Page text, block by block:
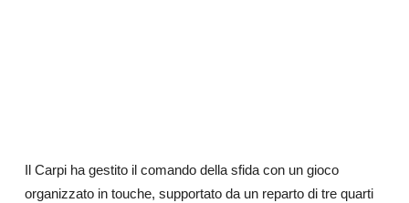
Il Carpi ha gestito il comando della sfida con un gioco
organizzato in touche, supportato da un reparto di tre quarti